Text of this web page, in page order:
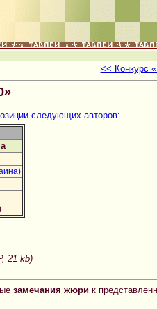
<< Конкурс
следующих авторов:
21 kb)
замечания жюри к